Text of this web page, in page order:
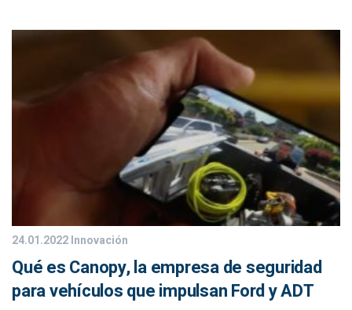
24.01.2022Innovación
Qué es Canopy, la empresa de seguridad
para vehículos que impulsan Ford y ADT